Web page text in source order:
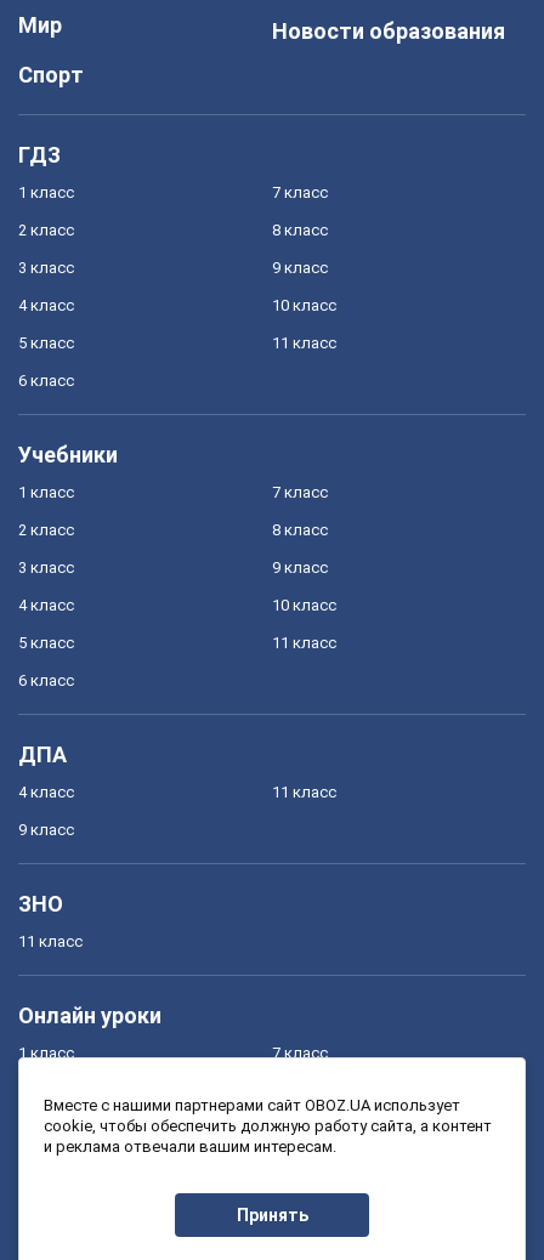
Мир
Спорт
Новости образования
ГДЗ
1 класс
2 класс
3 класс
4 класс
5 класс
6 класс
7 класс
8 класс
9 класс
10 класс
11 класс
Учебники
1 класс
2 класс
3 класс
4 класс
5 класс
6 класс
7 класс
8 класс
9 класс
10 класс
11 класс
ДПА
4 класс
9 класс
11 класс
ЗНО
11 класс
Онлайн уроки
1 класс
3 класс
7 класс
9 класс
Вместе с нашими партнерами сайт OBOZ.UA использует
cookie, чтобы обеспечить должную работу сайта, а контент
и реклама отвечали вашим интересам.
Принять